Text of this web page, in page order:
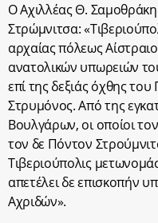
Ο Αχιλλέας Θ.
Στρώμνιτσα: «
αρχαίας πόλεως
ανατολικών υπωρειών
επί της δεξιάς όχθης
Στρυμόνος. Από της
Βουλγάρων, οι οποίοι
τον δε Πόντον
Τιβεριούπολις
απετέλει δε επισκοπήν
Αχριδών».